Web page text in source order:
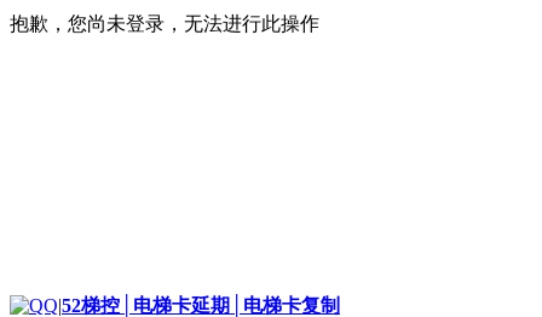
抱歉，您尚未登录，无法进行此操作
|52梯控│电梯卡延期│电梯卡复制